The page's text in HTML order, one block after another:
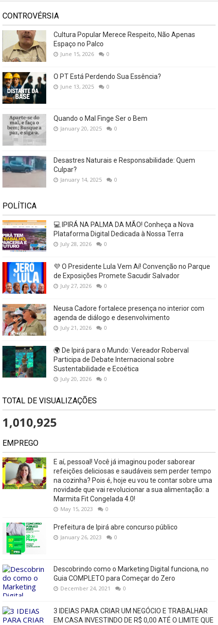
CONTROVÉRSIA
Cultura Popular Merece Respeito, Não Apenas
Espaço no Palco
June 15, 2026 0
O PT Está Perdendo Sua Essência?
June 13, 2025 0
Quando o Mal Finge Ser o Bem
January 20, 2025 0
Desastres Naturais e Responsabilidade: Quem
Culpar?
January 14, 2025 0
POLÍTICA
💻 IPIRÁ NA PALMA DA MÃO! Conheça a Nova
Plataforma Digital Dedicada à Nossa Terra
July 28, 2026 0
💜 O Presidente Lula Vem Aí! Convenção no Parque
de Exposições Promete Sacudir Salvador
July 27, 2026 0
Neusa Cadore fortalece presença no interior com
agenda de diálogo e desenvolvimento
July 21, 2026 0
🌍 De Ipirá para o Mundo: Vereador Roberval
Participa de Debate Internacional sobre
Sustentabilidade e Ecoética
July 20, 2026 0
TOTAL DE VISUALIZAÇÕES
1,010,925
EMPREGO
E aí, pessoal! Você já imaginou poder saborear
refeições deliciosas e saudáveis ​​sem perder tempo
na cozinha? Pois é, hoje eu vou te contar sobre uma
novidade que vai revolucionar a sua alimentação: a
Marmita Fit Congelada 4.0!
May 15, 2023 0
Prefeitura de Ipirá abre concurso público
January 26, 2023 0
Descobrindo como o Marketing Digital funciona, no
Guia COMPLETO para Começar do Zero
December 24, 2021 0
3 IDEIAS PARA CRIAR UM NEGÓCIO E TRABALHAR
EM CASA INVESTINDO DE R$ 0,00 ATÉ O LIMITE QUE